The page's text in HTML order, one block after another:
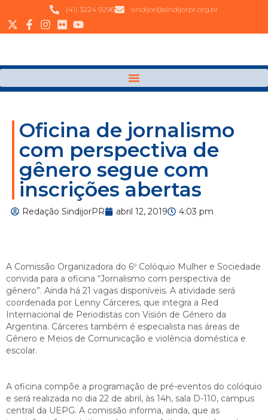
(41) 3224 9296 sindijor@sindijorpr.org.br
Oficina de jornalismo
com perspectiva de
gênero segue com
inscrições abertas
Redação SindijorPR abril 12, 2019 4:03 pm
A Comissão Organizadora do 6º Colóquio Mulher e Sociedade
convida para a oficina “Jornalismo com perspectiva de
gênero”. Ainda há 21 vagas disponíveis. A atividade será
coordenada por Lenny Cárceres, que integra a Red
Internacional de Periodistas con Visión de Género da
Argentina. Cárceres também é especialista nas áreas de
Gênero e Meios de Comunicação e violência doméstica e
escolar.
A oficina compõe a programação de pré-eventos do colóquio
e será realizada no dia 22 de abril, às 14h, sala D-110, campus
central da UEPG. A comissão informa, ainda, que as